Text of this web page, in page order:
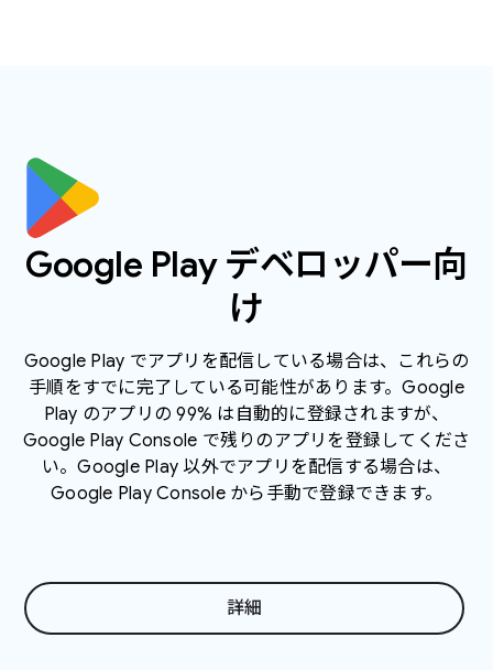
Google Play デベロッパー向
け
Google Play でアプリを配信している場合は、これらの
手順をすでに完了している可能性があります。Google
Play のアプリの 99% は自動的に登録されますが、
Google Play Console で残りのアプリを登録してくださ
い。Google Play 以外でアプリを配信する場合は、
Google Play Console から手動で登録できます。
詳細